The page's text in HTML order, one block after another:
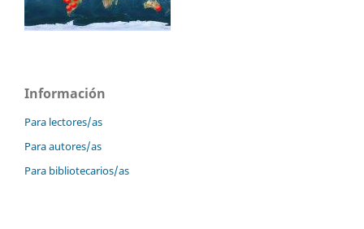
Información
Para lectores/as
Para autores/as
Para bibliotecarios/as